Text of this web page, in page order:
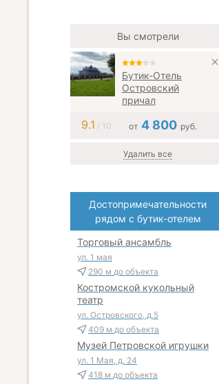
Вы смотрели
Бутик-Отель
Островский
причал
9.1 / 10 от 4 800 руб.
Удалить все
Достопримечательности
рядом с бутик-отелем
Торговый ансамбль
ул. 1 мая
290 м до объекта
Костромской кукольный
театр
ул. Островского, д.5
409 м до объекта
Музей Петровской игрушки
ул. 1 Мая, д. 24
418 м до объекта